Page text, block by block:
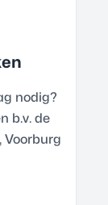
nodig?
b.v. de
Voorburg